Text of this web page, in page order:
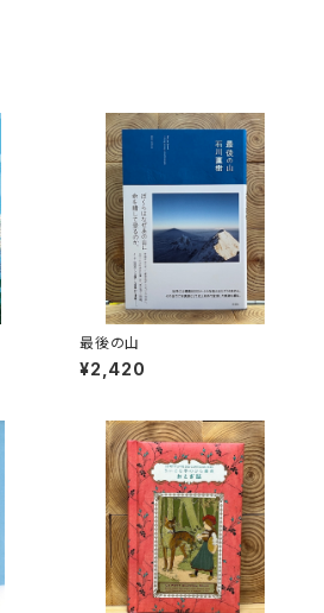
最後の山
¥2,420